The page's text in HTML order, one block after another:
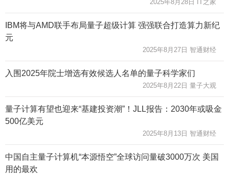
2025年8月28日 IT之家
IBM将与AMD联手布局量子超级计算 强强联合打造算力新纪
元
2025年8月27日 智通财经
入围2025年院士增选有效候选人名单的量子科学家们
2025年8月22日 量子大观
量子计算有望也迎来“基建投资潮”！JLL报告：2030年或吸金
500亿美元
2025年8月13日 智通财经
中国自主量子计算机“本源悟空”全球访问量破3000万次 美国
用的最欢